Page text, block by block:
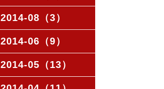
2014-08（3）
2014-06（9）
2014-05（13）